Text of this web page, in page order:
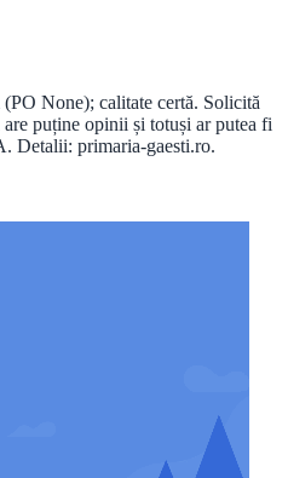
None); calitate certă. Solicită
puține opinii și totuși ar putea fi
Detalii: primaria-gaesti.ro.